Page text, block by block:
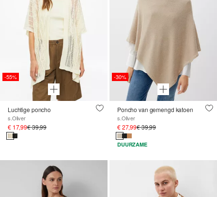
-55%
Luchtige poncho
s.Oliver
€ 17,99€ 39,99
-30%
Poncho van gemengd katoen
s.Oliver
€ 27,99€ 39,99
DUURZAME